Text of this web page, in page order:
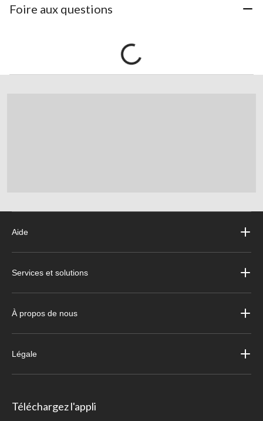
Foire aux questions
Aide
Services et solutions
À propos de nous
Légale
Téléchargez l'appli